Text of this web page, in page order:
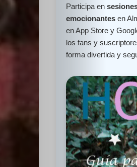
Participa en
emocionantesen
en App Store y
los fans y
forma divertida y